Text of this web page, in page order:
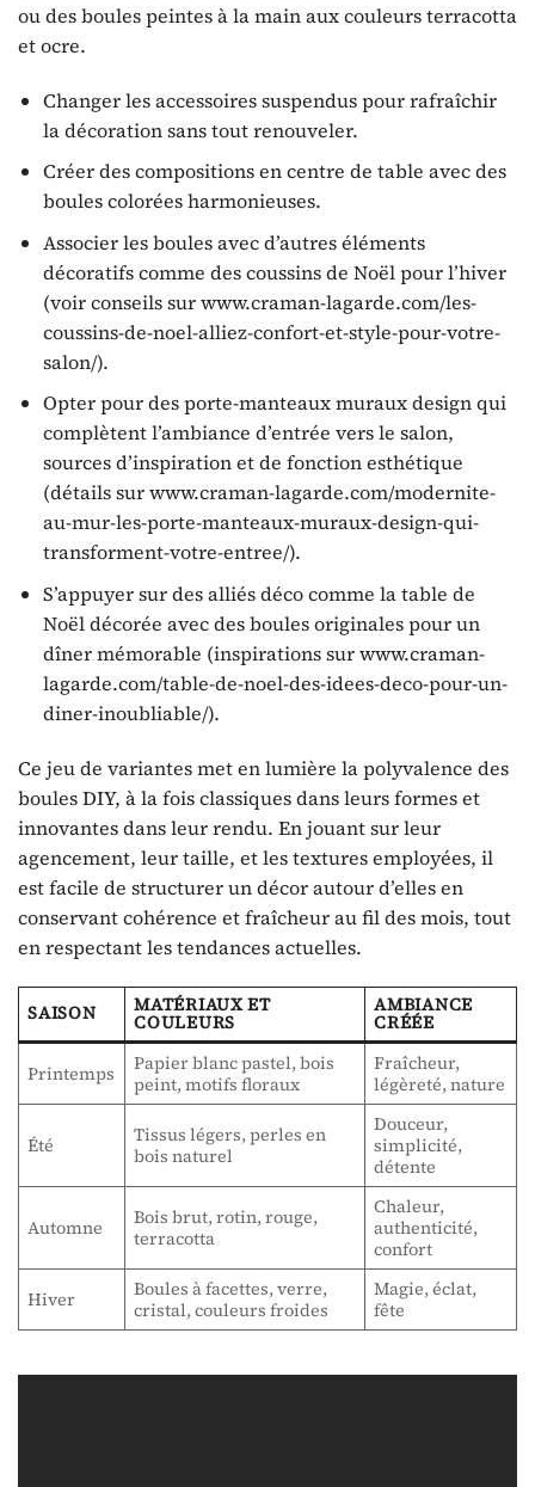
ou des boules peintes à la main aux couleurs terracotta
et ocre.
Changer les accessoires suspendus pour rafraîchir
la décoration sans tout renouveler.
Créer des compositions en centre de table avec des
boules colorées harmonieuses.
Associer les boules avec d’autres éléments
décoratifs comme des coussins de Noël pour l’hiver
(voir conseils sur www.craman-lagarde.com/les-
coussins-de-noel-alliez-confort-et-style-pour-votre-
salon/).
Opter pour des porte-manteaux muraux design qui
complètent l’ambiance d’entrée vers le salon,
sources d’inspiration et de fonction esthétique
(détails sur www.craman-lagarde.com/modernite-
au-mur-les-porte-manteaux-muraux-design-qui-
transforment-votre-entree/).
S’appuyer sur des alliés déco comme la table de
Noël décorée avec des boules originales pour un
dîner mémorable (inspirations sur www.craman-
lagarde.com/table-de-noel-des-idees-deco-pour-un-
diner-inoubliable/).
Ce jeu de variantes met en lumière la polyvalence des
boules DIY, à la fois classiques dans leurs formes et
innovantes dans leur rendu. En jouant sur leur
agencement, leur taille, et les textures employées, il
est facile de structurer un décor autour d’elles en
conservant cohérence et fraîcheur au fil des mois, tout
en respectant les tendances actuelles.
SAISON MATÉRIAUX ET
COULEURS
AMBIANCE
CRÉÉE
Printemps
Papier blanc pastel, bois
peint, motifs floraux
Fraîcheur,
légèreté, nature
Été
Tissus légers, perles en
bois naturel
Douceur,
simplicité,
détente
Automne
Bois brut, rotin, rouge,
terracotta
Chaleur,
authenticité,
confort
Hiver
Boules à facettes, verre,
cristal, couleurs froides
Magie, éclat,
fête